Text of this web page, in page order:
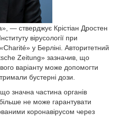
— стверджує Крістіан Дростен
вірусології при
у Берліні. Авторитетний
Zeitung» зазначив, що
варіанту може допомогти
бустерні дози.
значна частина органів
не може гарантувати
коронавірусом через